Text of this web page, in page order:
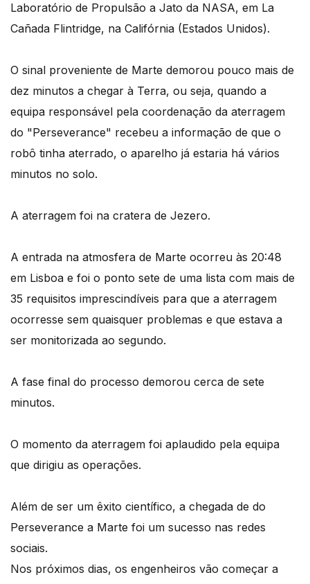
Laboratório de Propulsão a Jato da NASA, em La
Cañada Flintridge, na Califórnia (Estados Unidos).
O sinal proveniente de Marte demorou pouco mais de
dez minutos a chegar à Terra, ou seja, quando a
equipa responsável pela coordenação da aterragem
do "Perseverance" recebeu a informação de que o
robô tinha aterrado, o aparelho já estaria há vários
minutos no solo.
A aterragem foi na cratera de Jezero.
A entrada na atmosfera de Marte ocorreu às 20:48
em Lisboa e foi o ponto sete de uma lista com mais de
35 requisitos imprescindíveis para que a aterragem
ocorresse sem quaisquer problemas e que estava a
ser monitorizada ao segundo.
A fase final do processo demorou cerca de sete
minutos.
O momento da aterragem foi aplaudido pela equipa
que dirigiu as operações.
Além de ser um êxito científico, a chegada de do
Perseverance a Marte foi um sucesso nas redes
sociais.
Nos próximos dias, os engenheiros vão começar a